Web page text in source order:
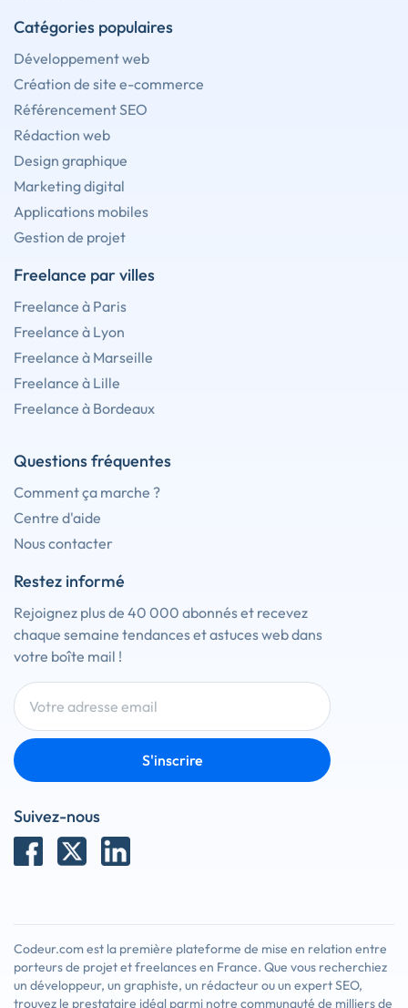
Catégories populaires
Développement web
Création de site e-commerce
Référencement SEO
Rédaction web
Design graphique
Marketing digital
Applications mobiles
Gestion de projet
Freelance par villes
Freelance à Paris
Freelance à Lyon
Freelance à Marseille
Freelance à Lille
Freelance à Bordeaux
Questions fréquentes
Comment ça marche ?
Centre d'aide
Nous contacter
Restez informé
Rejoignez plus de 40 000 abonnés et recevez
chaque semaine tendances et astuces web dans
votre boîte mail !
S'inscrire
Suivez-nous
Codeur.com est la première plateforme de mise en relation entre
porteurs de projet et freelances en France. Que vous recherchiez
un développeur, un graphiste, un rédacteur ou un expert SEO,
trouvez le prestataire idéal parmi notre communauté de milliers de